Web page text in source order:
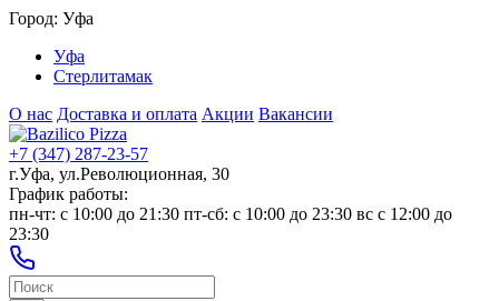
Город: Уфа
Уфа
Стерлитамак
О нас Доставка и оплата Акции Вакансии
+7 (347) 287-23-57
г.Уфа, ул.Революционная, 30
График работы:
пн-чт: c 10:00 до 21:30 пт-сб: c 10:00 до 23:30 вс с 12:00 до
23:30